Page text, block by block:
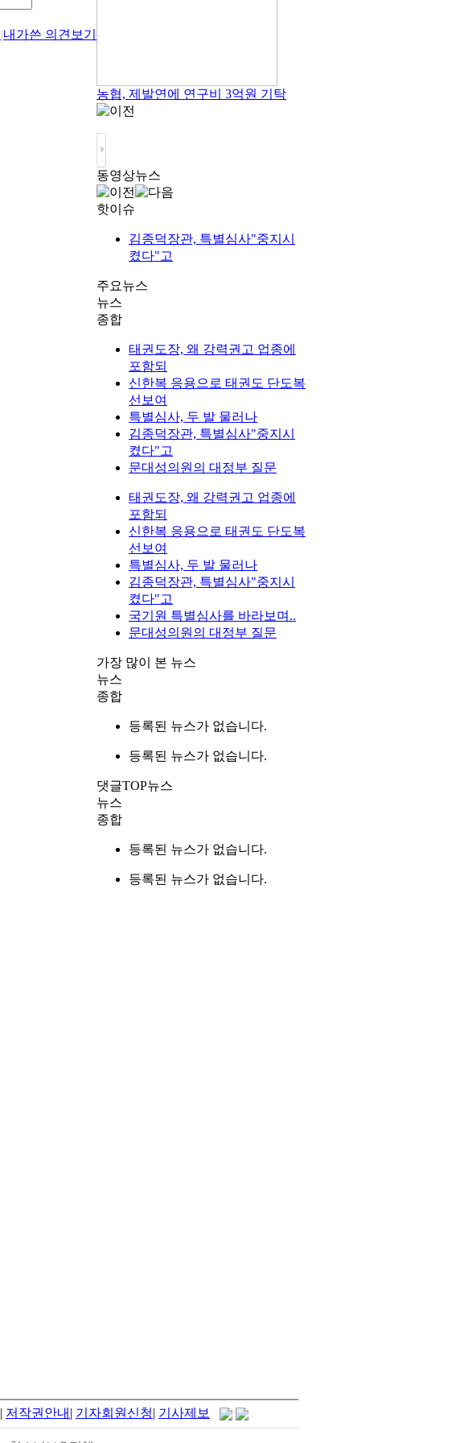
|내가쓴 의견보기
농협, 제발연에 연구비 3억원 기탁
동영상뉴스
핫이슈
김종덕장관, 특별심사"중지시
켰다"고
주요뉴스
뉴스
종합
태권도장, 왜 강력권고 업종에
포함되
신한복 응용으로 태권도 단도복
선보여
특별심사, 두 발 물러나
김종덕장관, 특별심사"중지시
켰다"고
문대성의원의 대정부 질문
태권도장, 왜 강력권고 업종에
포함되
신한복 응용으로 태권도 단도복
선보여
특별심사, 두 발 물러나
김종덕장관, 특별심사"중지시
켰다"고
국기원 특별심사를 바라보며..
문대성의원의 대정부 질문
가장 많이 본 뉴스
뉴스
종합
등록된 뉴스가 없습니다.
등록된 뉴스가 없습니다.
댓글TOP뉴스
뉴스
종합
등록된 뉴스가 없습니다.
등록된 뉴스가 없습니다.
| 저작권안내 | 기자회원신청| 기사제보